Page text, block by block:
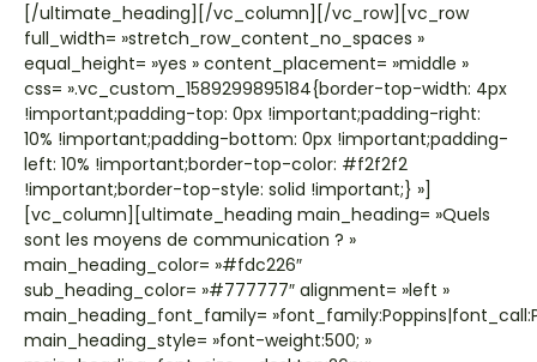
[/ultimate_heading][/vc_column][/vc_row][vc_row
full_width= »stretch_row_content_no_spaces »
equal_height= »yes » content_placement= »middle »
css= ».vc_custom_1589299895184{border-top-width: 4px
!important;padding-top: 0px !important;padding-right:
10% !important;padding-bottom: 0px !important;padding-
left: 10% !important;border-top-color: #f2f2f2
!important;border-top-style: solid !important;} »]
[vc_column][ultimate_heading main_heading= »Quels
sont les moyens de communication ? »
main_heading_color= »#fdc226″
sub_heading_color= »#777777″ alignment= »left »
main_heading_font_family=
main_heading_style= »font-weight:500; »